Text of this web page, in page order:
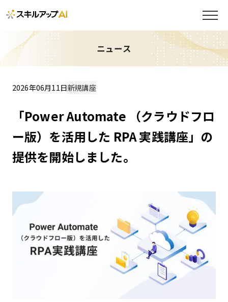
ニュース
2026年06月11日新規講座
「Power Automate （クラウドフロ
ー版）を活用した RPA 実践講座」の
提供を開始しました。